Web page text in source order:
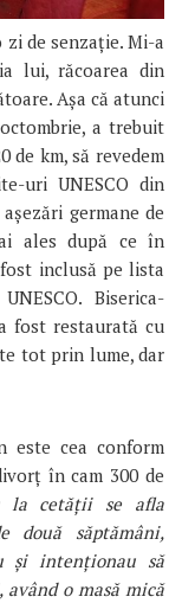
de senzație. Mi-a
lui, răcoarea din
Așa că atunci
a trebuit
de km, să revedem
uri UNESCO din
germane de
ales după ce în
inclusă pe lista
Biserica-
fost restaurată cu
tot prin lume, dar
este cea conform
în cam 300 de
la cetății se afla
două săptămâni,
și intenționau să
o masă mică